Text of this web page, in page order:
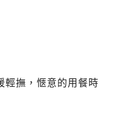
輕撫，愜意的用餐時